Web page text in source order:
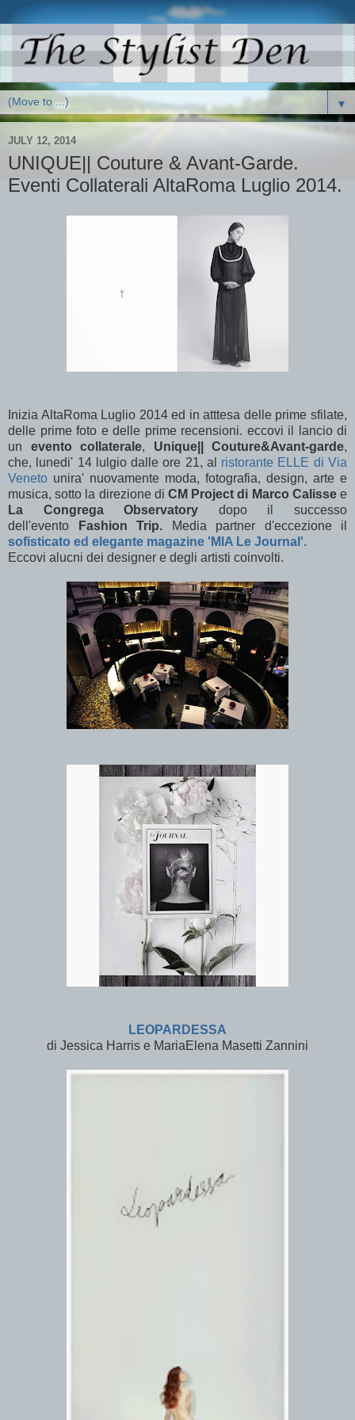
▼
JULY 12, 2014
UNIQUE|| Couture & Avant-Garde.
Eventi Collaterali AltaRoma Luglio 2014.
Inizia AltaRoma Luglio 2014 ed in atttesa delle prime sfilate,
delle prime foto e delle prime recensioni. eccovi il lancio di
un evento collaterale, Unique|| Couture&Avant-garde,
che, lunedi' 14 lulgio dalle ore 21, al ristorante ELLE di Via
Veneto unira' nuovamente moda, fotografia, design, arte e
musica, sotto la direzione di CM Project di Marco Calisse e
La Congrega Observatory dopo il successo
dell'evento Fashion Trip.
Media partner d'eccezione il
sofisticato ed elegante magazine 'MIA Le Journal'.
Eccovi alucni dei designer e degli artisti coinvolti.
LEOPARDESSA
di Jessica Harris e MariaElena Masetti Zannini